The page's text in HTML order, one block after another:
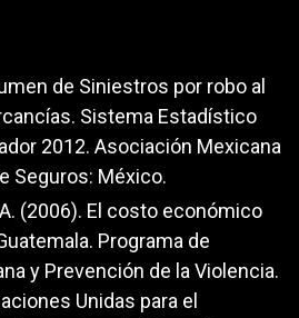
de Siniestros por robo al
Sistema Estadístico
2012. Asociación Mexicana
Seguros: México.
(2006). El costo económico
Programa de
y Prevención de la Violencia.
Unidas para el